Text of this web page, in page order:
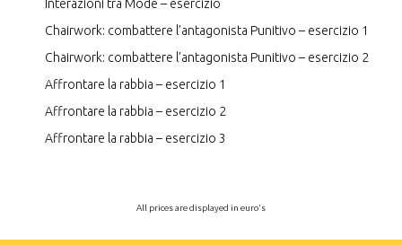
Interazioni tra Mode – esercizio
Chairwork: combattere l’antagonista Punitivo – esercizio 1
Chairwork: combattere l’antagonista Punitivo – esercizio 2
Affrontare la rabbia – esercizio 1
Affrontare la rabbia – esercizio 2
Affrontare la rabbia – esercizio 3
All prices are displayed in euro's